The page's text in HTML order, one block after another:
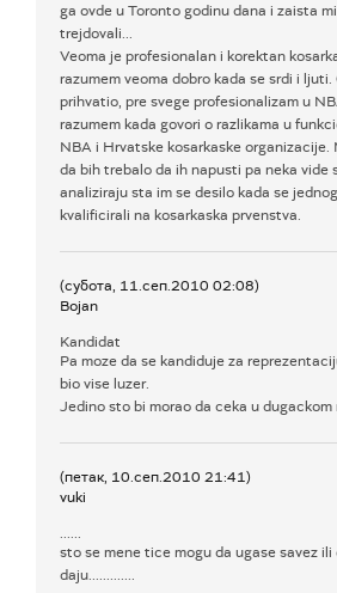
ga ovde u Toronto godinu dana i zaista
trejdovali...
Veoma je profesionalan i korektan
razumem veoma dobro kada se srdi i
prihvatio, pre svege profesionalizam u
razumem kada govori o razlikama u
NBA i Hrvatske kosarkaske organizacije.
da bih trebalo da ih napusti pa neka vide
analiziraju sta im se desilo kada se
kvalificirali na kosarkaska prvenstva.
(субота, 11.сеп.2010 02:08)
Bojan
Kandidat
Pa moze da se kandiduje za
bio vise luzer.
Jedino sto bi morao da ceka u dugackom
(петак, 10.сеп.2010 21:41)
vuki
......
sto se mene tice mogu da ugase savez ili
daju.............